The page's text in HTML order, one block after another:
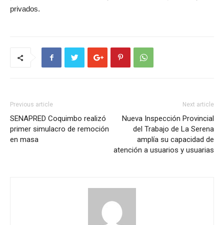
privados.
Previous article
SENAPRED Coquimbo realizó
primer simulacro de remoción
en masa
Next article
Nueva Inspección Provincial
del Trabajo de La Serena
amplía su capacidad de
atención a usuarios y usuarias